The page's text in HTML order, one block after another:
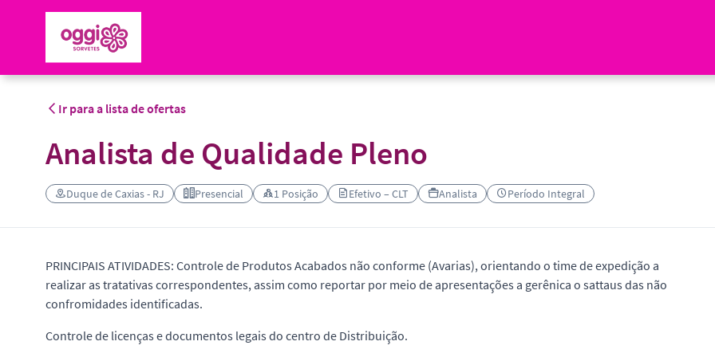
Ir para a lista de ofertas
Analista de Qualidade Pleno
Duque de Caxias - RJ Presencial 1 Posição Efetivo – CLT Analista Período Integral
PRINCIPAIS ATIVIDADES: Controle de Produtos Acabados não conforme (Avarias), orientando o time de expedição a
realizar as tratativas correspondentes, assim como reportar por meio de apresentações a gerênica o sattaus das não
confromidades identificadas.
Controle de licenças e documentos legais do centro de Distribuição.